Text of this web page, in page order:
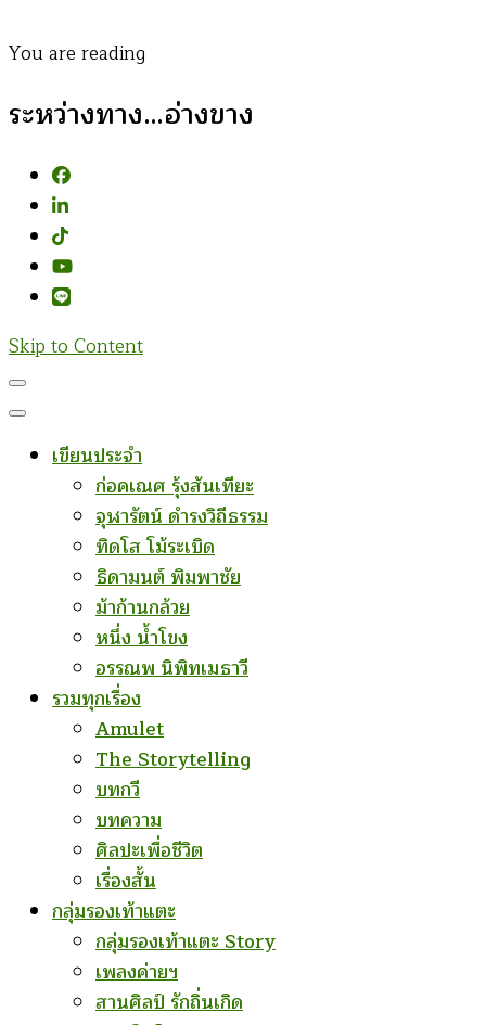
You are reading
ระหว่างทาง…อ่างขาง
Skip to Content
เขียนประจำ
ก่อคเณศ รุ้งสันเทียะ
จุฬารัตน์ ดำรงวิถีธรรม
ทิดโส โม้ระเบิด
ธิดามนต์ พิมพาชัย
ม้าก้านกล้วย
หนึ่ง น้ำโขง
อรรณพ นิพิทเมธาวี
รวมทุกเรื่อง
Amulet
The Storytelling
บทกวี
บทความ
ศิลปะเพื่อชีวิต
เรื่องสั้น
กลุ่มรองเท้าแตะ
กลุ่มรองเท้าแตะ Story
เพลงค่ายฯ
สานศิลป์ รักถิ่นเกิด